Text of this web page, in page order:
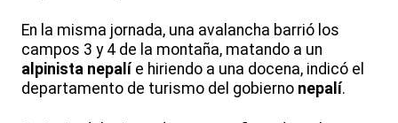
En la misma jornada, una avalancha barrió los
campos 3 y 4 de la montaña, matando a un
alpinista nepalí e hiriendo a una docena, indicó el
departamento de turismo del gobierno nepalí.